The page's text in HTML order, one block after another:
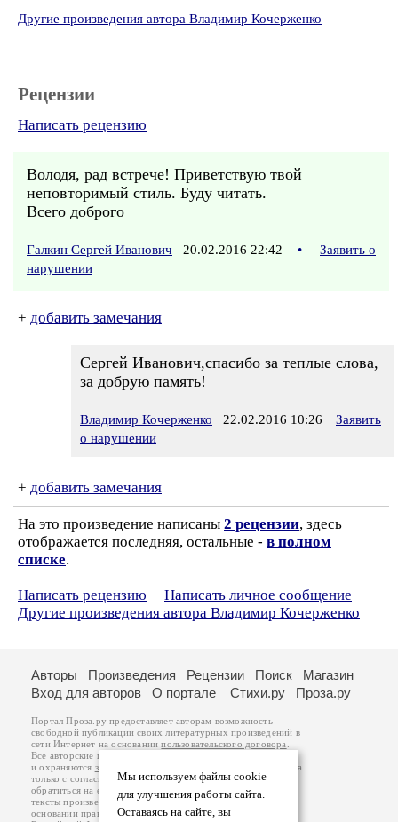
Другие произведения автора Владимир Кочерженко
Рецензии
Написать рецензию
Володя, рад встрече! Приветствую твой
неповторимый стиль. Буду читать.
Всего доброго
Галкин Сергей Иванович 20.02.2016 22:42 •
Заявить о
нарушении
+ добавить замечания
Сергей Иванович,спасибо за теплые слова,
за добрую память!
Владимир Кочерженко 22.02.2016 10:26
Заявить
о нарушении
+ добавить замечания
На это произведение написаны 2 рецензии, здесь
отображается последняя, остальные - в полном
списке.
Написать рецензию
Написать личное сообщение
Другие произведения автора Владимир Кочерженко
Мы используем файлы cookie
для улучшения работы сайта.
Оставаясь на сайте, вы
Авторы Произведения Рецензии Поиск
Магазин
Вход для авторов
О портале Стихи.ру Проза.ру
Портал Проза.ру предоставляет авторам возможность
свободной публикации своих литературных произведений в
сети Интернет на основаниипользовательского договора
Все авторские права на произведения принадлежат авторам
и охраняются законом
. Перепечатка произведений возможна
только с согласия его автора, к которому вы можете
обратиться на его авторской странице. Ответственность за
тексты произведений авторы несут самостоятельно на
основанииправил публикацииизаконодательства